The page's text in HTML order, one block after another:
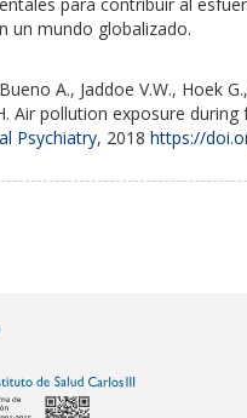
un mundo globalizado.
A., Jaddoe V.W., Hoek
Air pollution exposure
Psychiatry, 2018 https://